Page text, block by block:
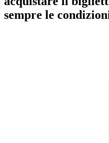
sempre le